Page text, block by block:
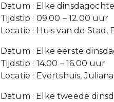
Datum : Elke
Tijdstip : 09.00 – 12.00 uur
Locatie : Huis van de
Datum : Elke eerste
Tijdstip : 14.00 – 16.00 uur
Locatie : Evertshuis,
Datum : Elke tweede